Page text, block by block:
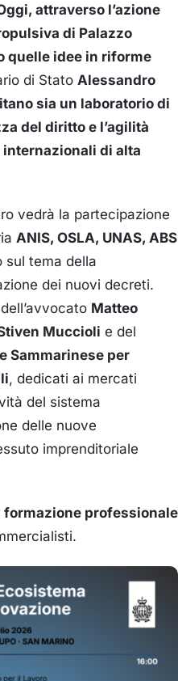
attraverso l’azione
di Palazzo
quelle idee in riforme
di Stato Alessandro
sia un laboratorio di
del diritto e l’agilità
di alta
vedrà la partecipazione
ANIS, OSLA, UNAS, ABS
sul tema della
dei nuovi decreti.
Matteo
Muccioli e del
Sammarinese per
, dedicati ai mercati
del sistema
delle nuove
imprenditoriale
formazione professionale